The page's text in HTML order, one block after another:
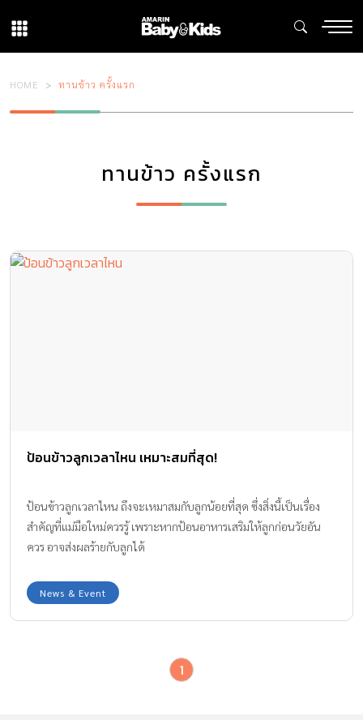
HOME ทานข้าว ครั้งแรก
ทานข้าว ครั้งแรก
ป้อนข้าวลูกเวลาไหน เหมาะสมที่สุด!
ป้อนข้าวลูกเวลาไหน ถึงจะเหมาสมกับลูกน้อยที่สุด ซึ่งสิ่งนี้เป็นเรื่อง
สำคัญที่แม่มือใหม่ควรรู้ เพราะหากป้อนอาหารเสริมให้ลูกก่อนวัยอัน
ควร อาจส่งผลร้ายกับลูกได้
News & Event
1